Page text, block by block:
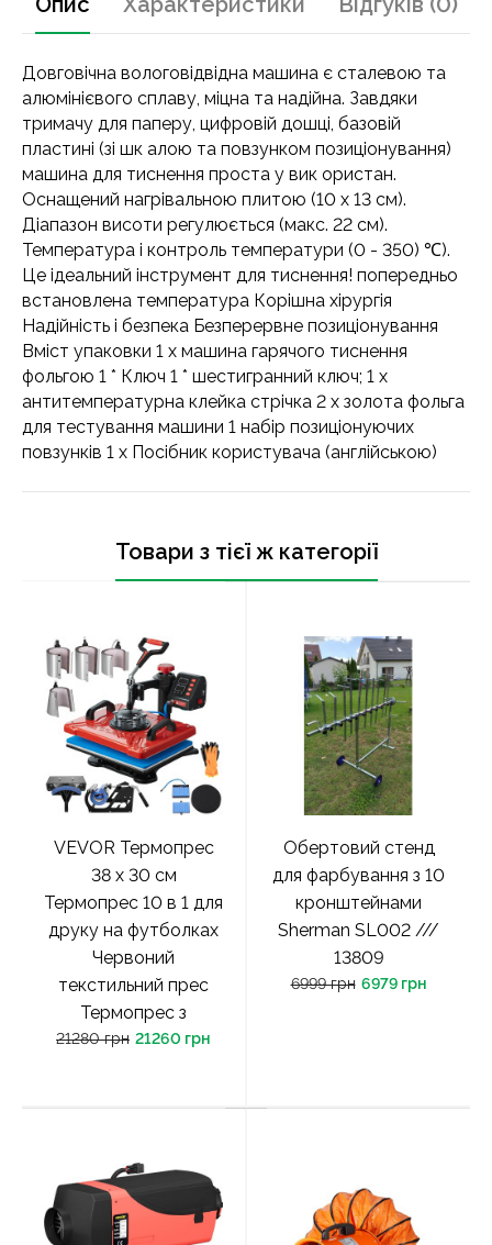
Довговічна вологовідвідна машина є сталевою та
алюмінієвого сплаву, міцна та надійна. Завдяки
тримачу для паперу, цифровій дошці, базовій
пластині (зі шк алою та повзунком позиціонування)
машина для тиснення проста у вик ористан.
Оснащений нагрівальною плитою (10 х 13 см).
Діапазон висоти регулюється (макс. 22 см).
Температура і контроль температури (0 - 350) ℃).
Це ідеальний інструмент для тиснення! попередньо
встановлена ​​температура Корішна хірургія
Надійність і безпека Безперервне позиціонування
Вміст упаковки 1 х машина гарячого тиснення
фольгою 1 * Ключ 1 * шестигранний ключ; 1 х
антитемпературна клейка стрічка 2 x золота фольга
для тестування машини 1 набір позиціонуючих
повзунків 1 x Посібник користувача (англійською)
Товари з тієї ж категорії
VEVOR Термопрес
38 x 30 см
Термопрес 10 в 1 для
друку на футболках
Червоний
текстильний прес
Термопрес з
21280 грн 21260 грн
Обертовий стенд
для фарбування з 10
кронштейнами
Sherman SL002 ///
13809
6999 грн 6979 грн